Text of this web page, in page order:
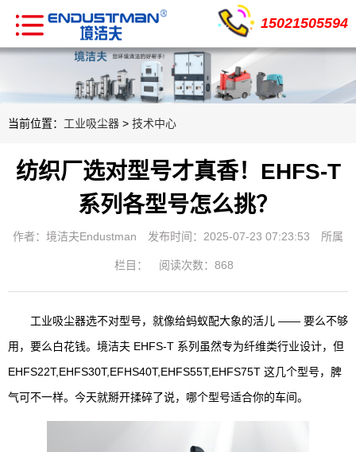
15021505594
当前位置： 工业吸尘器 > 技术中心
纺织厂选对型号才真香！EHFS-T
系列各型号怎么挑？
作者：境洁夫Endustman 发布时间：2025-07-23 07:23:53 所属
栏目： 阅读次数：868
工业吸尘器选不对型号，就像给蚂蚁配大象的活儿 —— 要么不够
用，要么白花钱。境洁夫 EHFS-T 系列虽然专为纤维类行业设计，但
EHFS22T,EHFS30T,EFHS40T,EHFS55T,EHFS75T 这几个型号，脾
气可不一样。今天就掰开揉碎了说，哪个型号适合你的车间。